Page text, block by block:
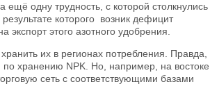
одну трудность, с которой столкнулись
которого возник дефицит
этого азотного удобрения.
их в регионах потребления. Правда,
хранению NPK. Но, например, на востоке
сеть с соответствующими базами